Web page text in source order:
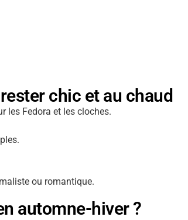
chic et au chaud
les Fedora et les cloches.
ou romantique.
automne-hiver ?